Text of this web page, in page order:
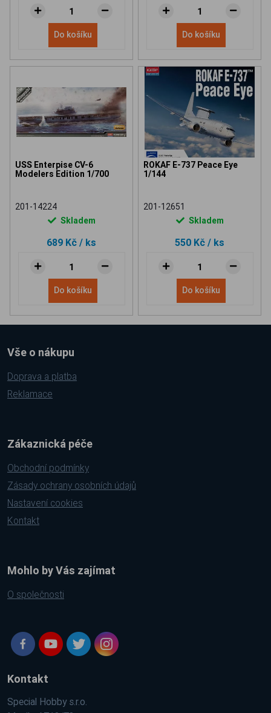
Do košíku Do košíku
USS Enterpise CV-6
Modelers Edition 1/700
201-14224
Skladem
689 Kč / ks
Do košíku
ROKAF E-737 Peace Eye
1/144
201-12651
Skladem
550 Kč / ks
Do košíku
Vše o nákupu
Doprava a platba
Reklamace
Zákaznická péče
Obchodní podmínky
Zásady ochrany osobních údajů
Nastavení cookies
Kontakt
Mohlo by Vás zajímat
O společnosti
Kontakt
Special Hobby s.r.o.